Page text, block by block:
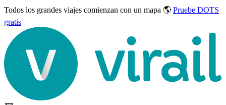
Todos los grandes viajes comienzan con un mapa 🌎 Pruebe DOTS
gratis